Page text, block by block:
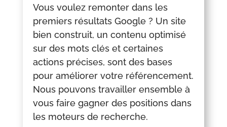
Vous voulez remonter dans les
premiers résultats Google ? Un site
bien construit, un contenu optimisé
sur des mots clés et certaines
actions précises, sont des bases
pour améliorer votre référencement.
Nous pouvons travailler ensemble à
vous faire gagner des positions dans
les moteurs de recherche.